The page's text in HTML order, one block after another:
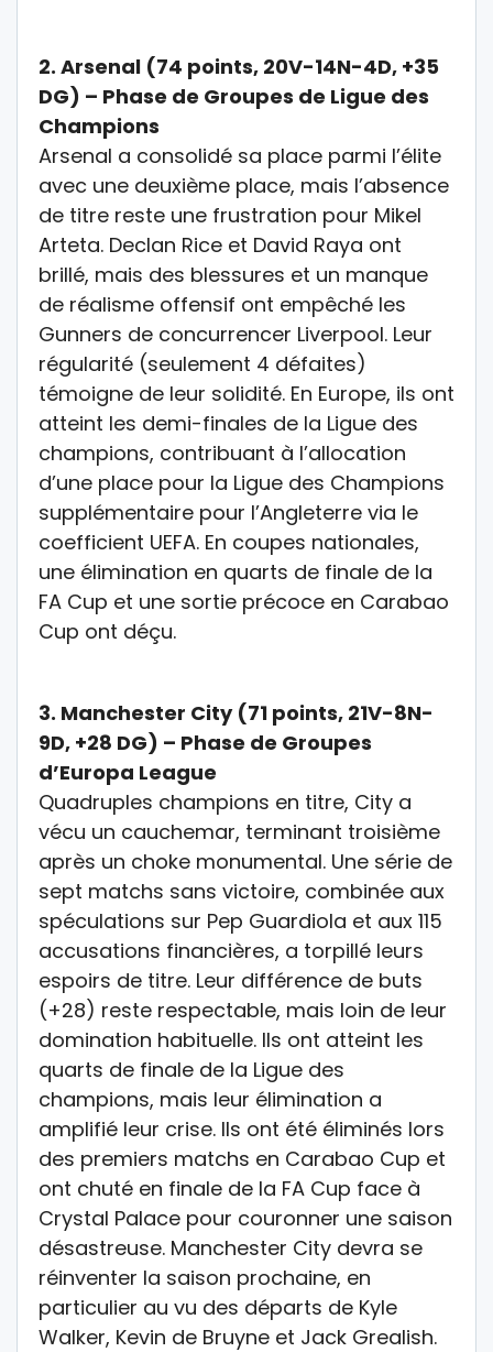
2. Arsenal (74 points, 20V-14N-4D, +35
DG) – Phase de Groupes de Ligue des
Champions
Arsenal a consolidé sa place parmi l’élite
avec une deuxième place, mais l’absence
de titre reste une frustration pour Mikel
Arteta. Declan Rice et David Raya ont
brillé, mais des blessures et un manque
de réalisme offensif ont empêché les
Gunners de concurrencer Liverpool. Leur
régularité (seulement 4 défaites)
témoigne de leur solidité. En Europe, ils ont
atteint les demi-finales de la Ligue des
champions, contribuant à l’allocation
d’une place pour la Ligue des Champions
supplémentaire pour l’Angleterre via le
coefficient UEFA. En coupes nationales,
une élimination en quarts de finale de la
FA Cup et une sortie précoce en Carabao
Cup ont déçu.
3. Manchester City (71 points, 21V-8N-
9D, +28 DG) – Phase de Groupes
d’Europa League
Quadruples champions en titre, City a
vécu un cauchemar, terminant troisième
après un choke monumental. Une série de
sept matchs sans victoire, combinée aux
spéculations sur Pep Guardiola et aux 115
accusations financières, a torpillé leurs
espoirs de titre. Leur différence de buts
(+28) reste respectable, mais loin de leur
domination habituelle. Ils ont atteint les
quarts de finale de la Ligue des
champions, mais leur élimination a
amplifié leur crise. Ils ont été éliminés lors
des premiers matchs en Carabao Cup et
ont chuté en finale de la FA Cup face à
Crystal Palace pour couronner une saison
désastreuse. Manchester City devra se
réinventer la saison prochaine, en
particulier au vu des départs de Kyle
Walker, Kevin de Bruyne et Jack Grealish.